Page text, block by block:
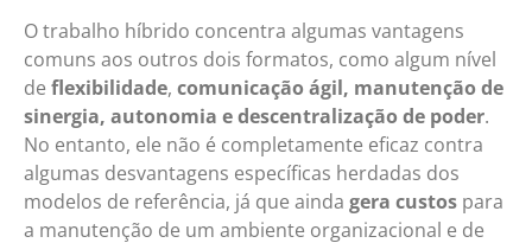
O trabalho híbrido concentra algumas vantagens
comuns aos outros dois formatos, como algum nível
de flexibilidade, comunicação ágil, manutenção de
sinergia, autonomia e descentralização de poder.
No entanto, ele não é completamente eficaz contra
algumas desvantagens específicas herdadas dos
modelos de referência, já que ainda gera custos para
a manutenção de um ambiente organizacional e de